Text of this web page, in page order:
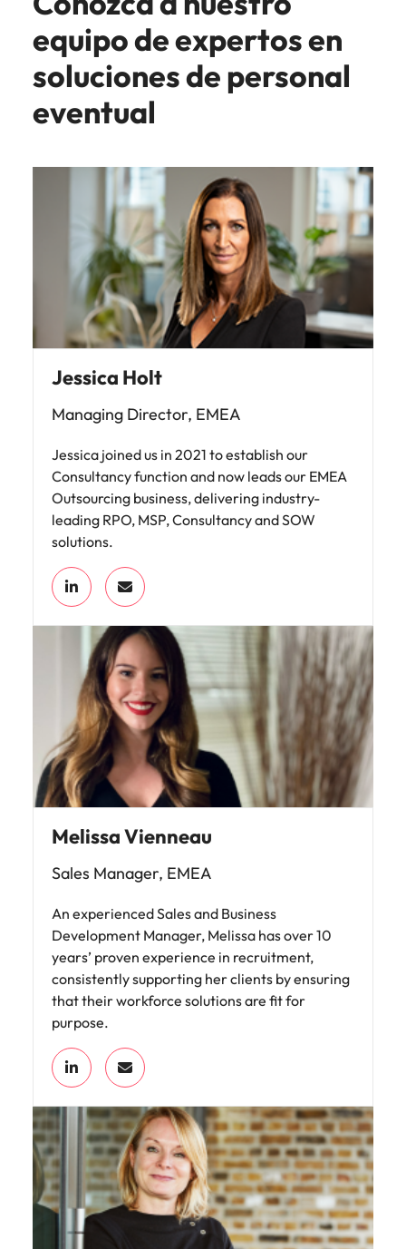
equipo de expertos en
soluciones de personal
eventual
Jessica Holt
Managing Director, EMEA
Jessica joined us in 2021 to establish our
Consultancy function and now leads our EMEA
Outsourcing business, delivering industry-
leading RPO, MSP, Consultancy and SOW
solutions.
Melissa Vienneau
Sales Manager, EMEA
An experienced Sales and Business
Development Manager, Melissa has over 10
years’ proven experience in recruitment,
consistently supporting her clients by ensuring
that their workforce solutions are fit for
purpose.